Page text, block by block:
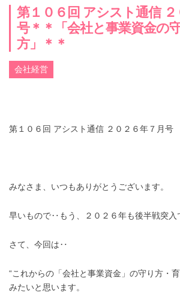
第１０６回 アシスト通信 ２
号＊＊「会社と事業資金の
方」＊＊
会社経営
第１０６回 アシスト通信 ２０２６年７月号
みなさま、いつもありがとうございます。
早いもので‥もう、２０２６年も後半戦突入
さて、今回は‥
“これからの「会社と事業資金」の守り方・
みたいと思います。